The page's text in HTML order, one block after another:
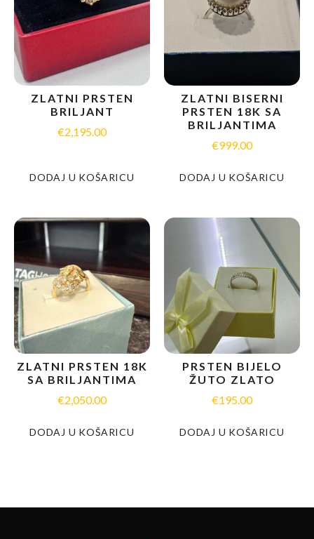
ZLATNI PRSTEN
BRILJANT
€2,195.00
DODAJ U KOŠARICU
ZLATNI BISERNI
PRSTEN 18K SA
BRILJANTIMA
€999.00
DODAJ U KOŠARICU
ZLATNI PRSTEN 18K
SA BRILJANTIMA
€2,050.00
DODAJ U KOŠARICU
PRSTEN BIJELO
ŽUTO ZLATO
€195.00
DODAJ U KOŠARICU